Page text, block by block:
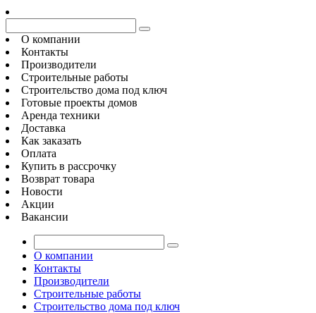
О компании
Контакты
Производители
Строительные работы
Строительство дома под ключ
Готовые проекты домов
Аренда техники
Доставка
Как заказать
Оплата
Купить в рассрочку
Возврат товара
Новости
Акции
Вакансии
О компании
Контакты
Производители
Строительные работы
Строительство дома под ключ